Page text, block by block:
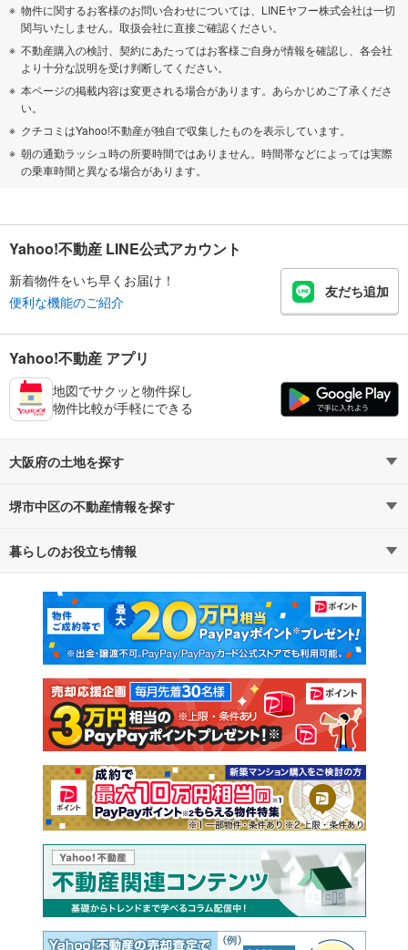
物件に関するお客様のお問い合わせについては、LINEヤフー株式会社は一切
関与いたしません。取扱会社に直接ご確認ください。
不動産購入の検討、契約にあたってはお客様ご自身が情報を確認し、各会社
より十分な説明を受け判断してください。
本ページの掲載内容は変更される場合があります。あらかじめご了承くださ
い。
クチコミはYahoo!不動産が独自で収集したものを表示しています。
朝の通勤ラッシュ時の所要時間ではありません。時間帯などによっては実際
の乗車時間と異なる場合があります。
Yahoo!不動産 LINE公式アカウント
新着物件をいち早くお届け！
便利な機能のご紹介
友だち追加
Yahoo!不動産 アプリ
地図でサクッと物件探し
物件比較が手軽にできる
大阪府の土地を探す
路線・駅から探す
通勤・通学時間から探す
堺市中区の不動産情報を探す
不動産・住宅
新築マンション 中古マンション
新築一戸建て 中古一戸建て
注文住宅 土地
売却査定
暮らしのお役立ち情報
マンションカタログ 教えて！住まいの先生